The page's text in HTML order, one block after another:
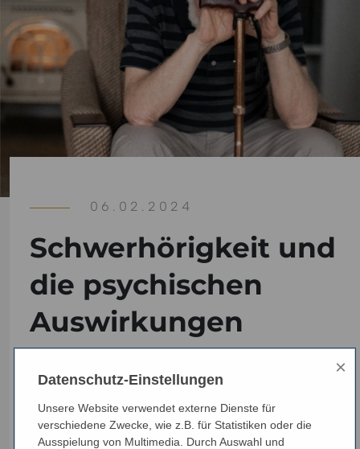
06.02.2024
Schwerhörigkeit und
die psychischen
Auswirkungen
Entdecken Sie die versteckten Verbindungen
Gesundheit. Jenseits der offensichtlichen
Herausforderungen wie Schwierigkeiten beim
Datenschutz-Einstellungen
×
Unsere Website verwendet externe Dienste für
verschiedene Zwecke, wie z.B. für Statistiken oder die
Ausspielung von Multimedia. Durch Auswahl und